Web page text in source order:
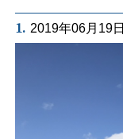
1. 2019年06月19日